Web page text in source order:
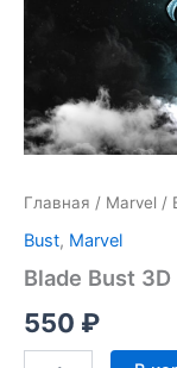
Главная / Marvel /
Bust, Marvel
Blade Bust
550 ₽
Количество